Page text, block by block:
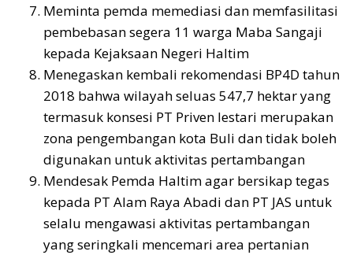
Meminta pemda memediasi dan memfasilitasi
pembebasan segera 11 warga Maba Sangaji
kepada Kejaksaan Negeri Haltim
Menegaskan kembali rekomendasi BP4D tahun
2018 bahwa wilayah seluas 547,7 hektar yang
termasuk konsesi PT Priven lestari merupakan
zona pengembangan kota Buli dan tidak boleh
digunakan untuk aktivitas pertambangan
Mendesak Pemda Haltim agar bersikap tegas
kepada PT Alam Raya Abadi dan PT JAS untuk
selalu mengawasi aktivitas pertambangan
yang seringkali mencemari area pertanian